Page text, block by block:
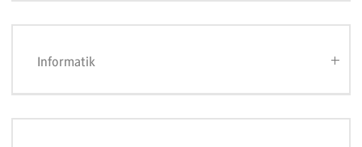
Informatik